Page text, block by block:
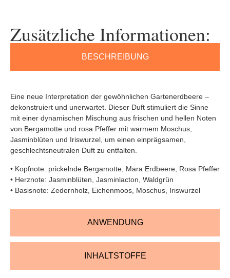
Zusätzliche Informationen:
BESCHREIBUNG
ANWENDUNG
INHALTSTOFFE
Eine neue Interpretation der gewöhnlichen Gartenerdbeere –
dekonstruiert und unerwartet. Dieser Duft stimuliert die Sinne
mit einer dynamischen Mischung aus frischen und hellen Noten
von Bergamotte und rosa Pfeffer mit warmem Moschus,
Jasminblüten und Iriswurzel, um einen einprägsamen,
geschlechtsneutralen Duft zu entfalten.
• Kopfnote: prickelnde Bergamotte, Mara Erdbeere, Rosa Pfeffer
• Herznote: Jasminblüten, Jasminlacton, Waldgrün
• Basisnote: Zedernholz, Eichenmoos, Moschus, Iriswurzel